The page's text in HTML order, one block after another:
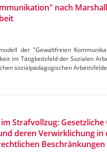
nach
der "Gewaltfreien
im Tätigkeitsfeld der Sozialen
sozialpädagogischen
Strafvollzug:
deren Verwirklichung
Beschränkungen